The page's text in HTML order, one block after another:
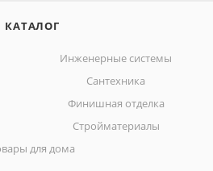
КАТАЛОГ
Инженерные системы
Сантехника
Финишная отделка
Стройматериалы
для дома